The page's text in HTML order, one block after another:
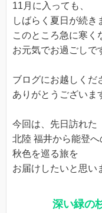
11月に入っても、
しばらく夏日が続き
このところ急に寒く
お元気でお過ごしで
ブログにお越しくだ
ありがとうございま
今回は、先日訪れた
北陸 福井から能登へ
秋色を巡る旅を
お届けしたいと思い
深い緑の